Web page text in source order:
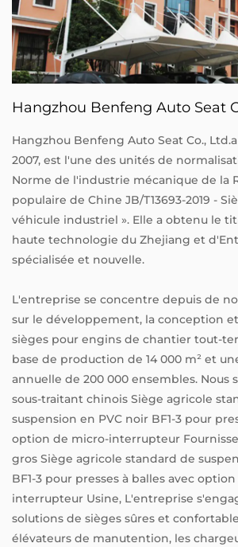
Hangzhou Benfeng Auto Seat
Hangzhou Benfeng Auto Seat Co.,
2007, est l'une des unités de
Norme de l'industrie mécanique de la
populaire de Chine JB/T13693-2019 -
véhicule industriel ». Elle a obtenu le
haute technologie du Zhejiang et
spécialisée et nouvelle.
L'entreprise se concentre depuis de
sur le développement, la conception
sièges pour engins de chantier tout-
base de production de 14 000 m² et
annuelle de 200 000 ensembles. Nous
sous-traitant chinois Siège agricole
suspension en PVC noir BF1-3 pour
option de micro-interrupteur
gros Siège agricole standard de
BF1-3 pour presses à balles avec
interrupteur Usine, L'entreprise
solutions de sièges sûres et
élévateurs de manutention, les